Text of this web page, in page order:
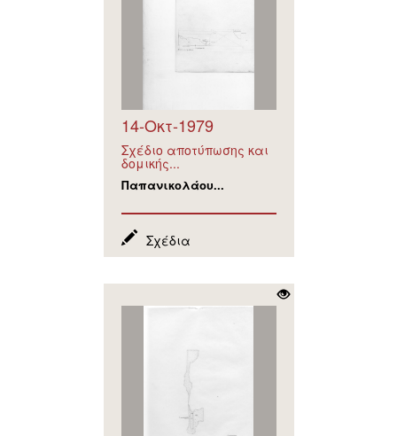
14-Οκτ-1979
Σχέδιο αποτύπωσης και
δομικής...
Παπανικολάου...
Σχέδια